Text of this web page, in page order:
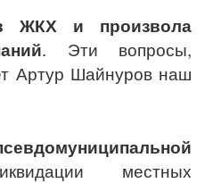
ЖКХ и произвола
. Эти вопросы,
Артур Шайнуров наш
местных